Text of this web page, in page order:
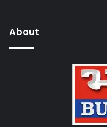
About